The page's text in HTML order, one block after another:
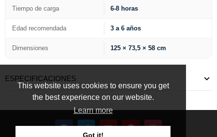
This website uses cookies to ensure you get
the best experience on our website.
Learn more
Got it!
Tiempo de carga 6-8 horas
Edad recomendada 3 a 6 años
Dimensiones 125 × 73,5 × 58 cm
ESPECIFICACIONES